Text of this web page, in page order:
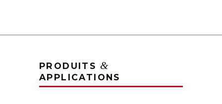
PRODUITS &
APPLICATIONS